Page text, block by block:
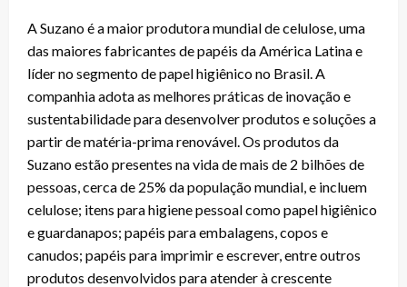
A Suzano é a maior produtora mundial de celulose, uma
das maiores fabricantes de papéis da América Latina e
líder no segmento de papel higiênico no Brasil. A
companhia adota as melhores práticas de inovação e
sustentabilidade para desenvolver produtos e soluções a
partir de matéria-prima renovável. Os produtos da
Suzano estão presentes na vida de mais de 2 bilhões de
pessoas, cerca de 25% da população mundial, e incluem
celulose; itens para higiene pessoal como papel higiênico
e guardanapos; papéis para embalagens, copos e
canudos; papéis para imprimir e escrever, entre outros
produtos desenvolvidos para atender à crescente